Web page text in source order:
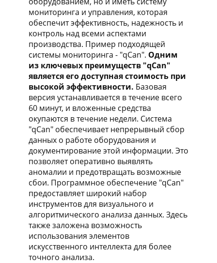
мониторинга и управления, которая
обеспечит эффективность, надежность и
контроль над всеми аспектами
производства. Пример подходящей
системы мониторинга - "qCan". Одним
из ключевых преимуществ "qCan"
является его доступная стоимость при
высокой эффективности. Базовая
версия устанавливается в течение всего
60 минут, и вложенные средства
окупаются в течение недели. Система
"qCan" обеспечивает непрерывный сбор
данных о работе оборудования и
документирование этой информации. Это
позволяет оперативно выявлять
аномалии и предотвращать возможные
сбои. Программное обеспечение "qCan"
предоставляет широкий набор
инструментов для визуального и
алгоритмического анализа данных. Здесь
также заложена возможность
использования элементов
искусственного интеллекта для более
точного анализа.